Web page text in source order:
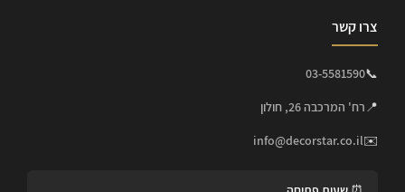
צרו קשר
📞
03-5581590
📍רח' המרכבה 26, חולון
✉️
info@decorstar.co.il